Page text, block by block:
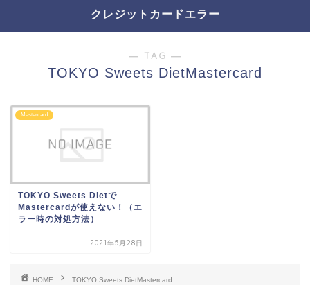
クレジットカードエラー
― TAG ―
TOKYO Sweets DietMastercard
Mastercard
TOKYO Sweets Dietで
Mastercardが使えない！（エ
ラー時の対処方法）
2021年5月28日
HOME TOKYO Sweets DietMastercard